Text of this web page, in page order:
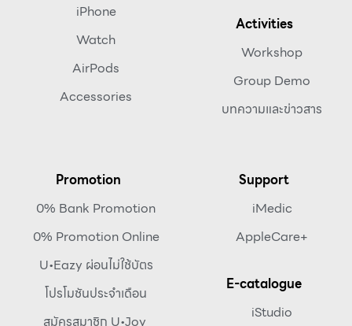
iPhone
Watch
AirPods
Accessories
Activities
Workshop
Group Demo
บทความและข่าวสาร
Promotion
0% Bank Promotion
0% Promotion Online
U•Eazy ผ่อนไม่ใช้บัตร
โปรโมชันประจำเดือน
สมัครสมาชิก U•Joy
Support
iMedic
AppleCare+
E-catalogue
iStudio